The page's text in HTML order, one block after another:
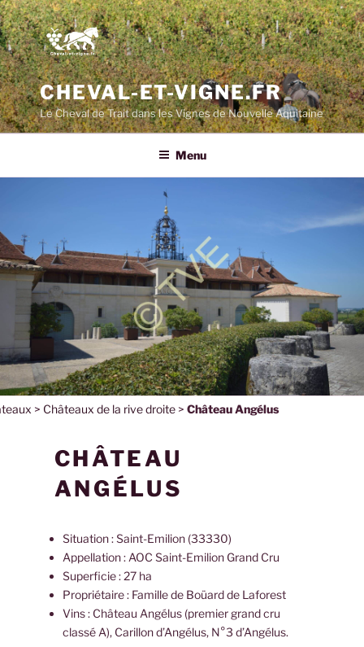
CHEVAL-ET-VIGNE.FR
Le Cheval de Trait dans les Vignes de Nouvelle Aquitaine
Menu
> Châteaux de la rive droite> Château Angélus
CHÂTEAU
ANGÉLUS
Situation : Saint-Emilion (33330)
Appellation : AOC Saint-Emilion Grand Cru
Superficie : 27 ha
Propriétaire : Famille de Boüard de Laforest
Vins : Château Angélus (premier grand cru
classé A), Carillon d’Angélus, N°3 d’Angélus.